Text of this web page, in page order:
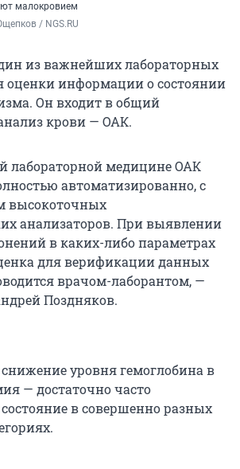
малокровием
/ NGS.RU
из важнейших лабораторных
оценки информации о состоянии
Он входит в общий
крови — ОАК.
лабораторной медицине ОАК
автоматизированно, с
высокоточных
анализаторов. При выявлении
в каких-либо параметрах
для верификации данных
врачом-лаборантом, —
Поздняков.
уровня гемоглобина в
— достаточно часто
в совершенно разных